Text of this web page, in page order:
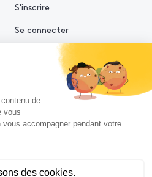
S'inscrire
Se connecter
Politique cookies